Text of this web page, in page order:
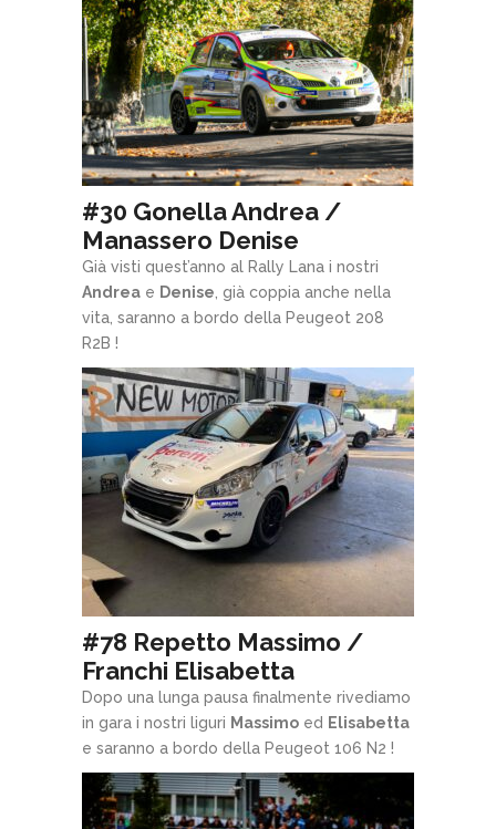
#30 Gonella Andrea /
Manassero Denise
Già visti quest’anno al Rally Lana i nostri
Andrea e Denise , già coppia anche nella
vita, saranno a bordo della Peugeot 208
R2B !
#78 Repetto Massimo /
Franchi Elisabetta
Dopo una lunga pausa finalmente rivediamo
in gara i nostri liguri Massimo ed Elisabetta
e saranno a bordo della Peugeot 106 N2 !